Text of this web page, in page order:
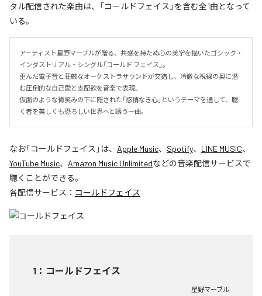
タル配信された楽曲は、「コールドフェイス」を含む全1曲となって
いる。
アーティスト星野マーブルが贈る、共感を持たぬ心の美学を描いたゴシック・
インダストリアル・シングル「コールド フェイス」。
歪んだ電子音と荘厳なオーケストラサウンドが交錯し、冷徹な視線の奥に潜
む圧倒的な自己愛と支配欲を音楽で表現。
仮面のような微笑みの下に隠された「感情なき心」というテーマを通して、聴
く者を美しくも恐ろしい世界へと誘う一曲。
なお「コールドフェイス 」は、 Apple Music、 Spotify、 LINE MUSIC、
YouTube Music、 Amazon Music Unlimitedなどの音楽配信サービスで
聴くことができる。
各配信サービス： コールドフェイス
1 ： コールドフェイス
星野マーブル